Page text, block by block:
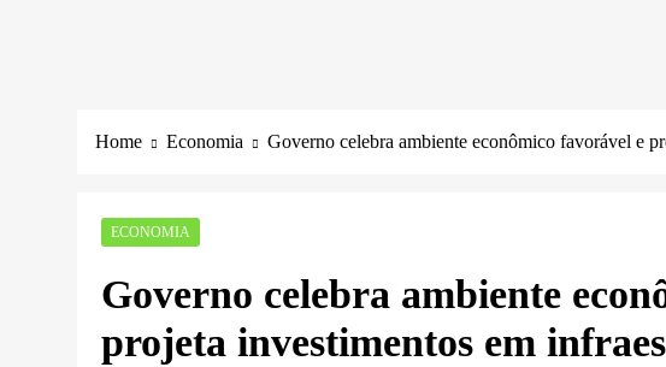
Home Economia Governo celebra ambiente econômico favorável e
ECONOMIA
Governo celebra ambiente
projeta investimentos em